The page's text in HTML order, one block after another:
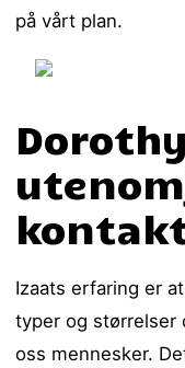
på vårt plan.
Izaats erfaring er
typer og størrelser
oss mennesker.